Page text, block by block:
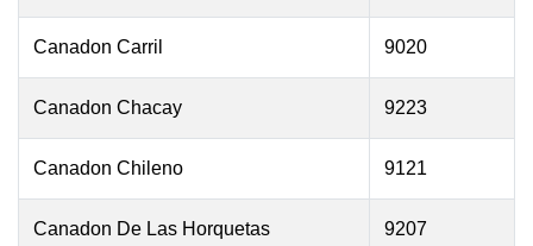
Canadon Carril 9020
Canadon Chacay 9223
Canadon Chileno 9121
Canadon De Las Horquetas 9207